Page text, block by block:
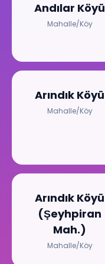
Andılar Köyü
Mahalle/Köy
Arındık Köyü
Mahalle/Köy
Arındık Köyü
(Şeyhpiran
Mah.)
Mahalle/Köy